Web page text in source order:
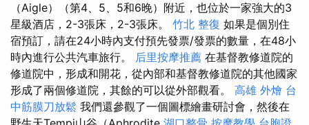
（Aigle）（第4、5、5和6晚）附近，也位於一家強大的3
星級酒店，2-3張床，2-3張床。 竹北 整復 如果是個別住
宿預訂，請在24小時內支付預先發票/發票的數量，在48小
時內進行公共汽車旅行。 后里按摩推薦 在基督教修道院的
修道院中，形成和開花，從內部和基督教修道院的其他國家
形成了兩個修道院，其餘的可以從外部觀看。 高雄 外燴 台
中筋膜刀放鬆 我們還參觀了一個圖標繪畫研討會，然後在